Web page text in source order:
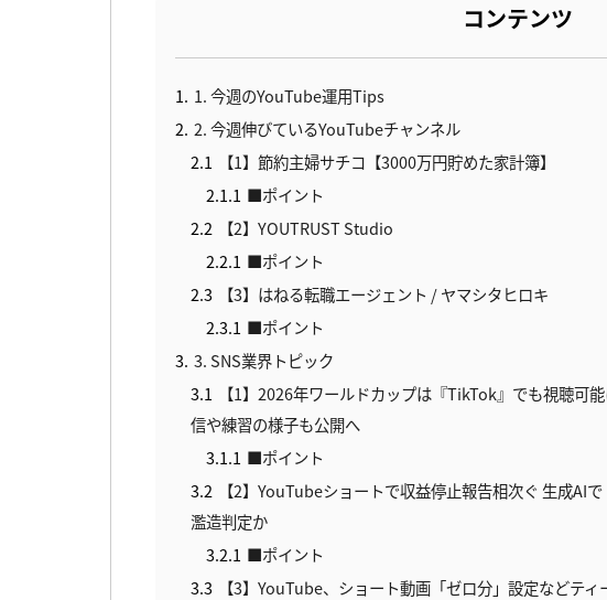
コンテンツ
1
1. 今週のYouTube運用Tips
2 2. 今週伸びているYouTubeチャンネル
2.1
【1】節約主婦サチコ【3000万円貯めた家計簿】
2.1.1 ■ポイント
2.2
【2】YOUTRUST Studio
2.2.1 ■ポイント
2.3
【3】はねる転職エージェント / ヤマシタヒロキ
2.3.1 ■ポイント
3 3. SNS業界トピック
3.1
【1】2026年ワールドカップは『TikTok』でも視聴可
信や練習の様子も公開へ
3.1.1 ■ポイント
3.2
【2】YouTubeショートで収益停止報告相次ぐ 生成AI
濫造判定か
3.2.1 ■ポイント
3.3
【3】YouTube、ショート動画「ゼロ分」設定などティ